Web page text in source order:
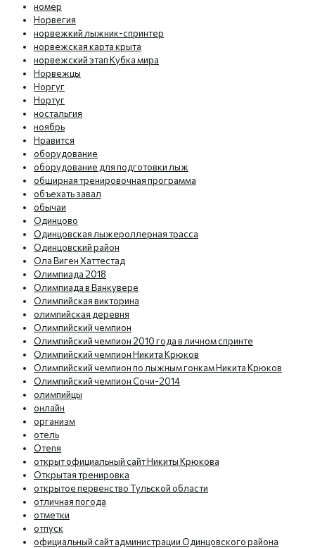
номер
Норвегия
норвежкий лыжник-спринтер
норвежская карта крыта
норвежский этап Кубка мира
Норвежцы
Норгуг
Нортуг
ностальгия
ноябрь
Нравится
оборудование
оборудование для подготовки лыж
обширная тренировочная программа
объехать завал
обычаи
Одинцово
Одинцовская лыжероллерная трасса
Одинцовский район
Ола Виген Хаттестад
Олимпиада 2018
Олимпиада в Ванкувере
Олимпийская викторина
олимпийская деревня
Олимпийский чемпион
Олимпийский чемпион 2010 года в личном спринте
Олимпийский чемпион Никита Крюков
Олимпийский чемпион по лыжным гонкам Никита Крюков
Олимпийский чемпион Сочи-2014
олимпийцы
онлайн
организм
отель
Отепя
открыт официальный сайт Никиты Крюкова
Открытая тренировка
открытое первенство Тульской области
отличная погода
отметки
отпуск
официальный сайт администрации Одинцовского района